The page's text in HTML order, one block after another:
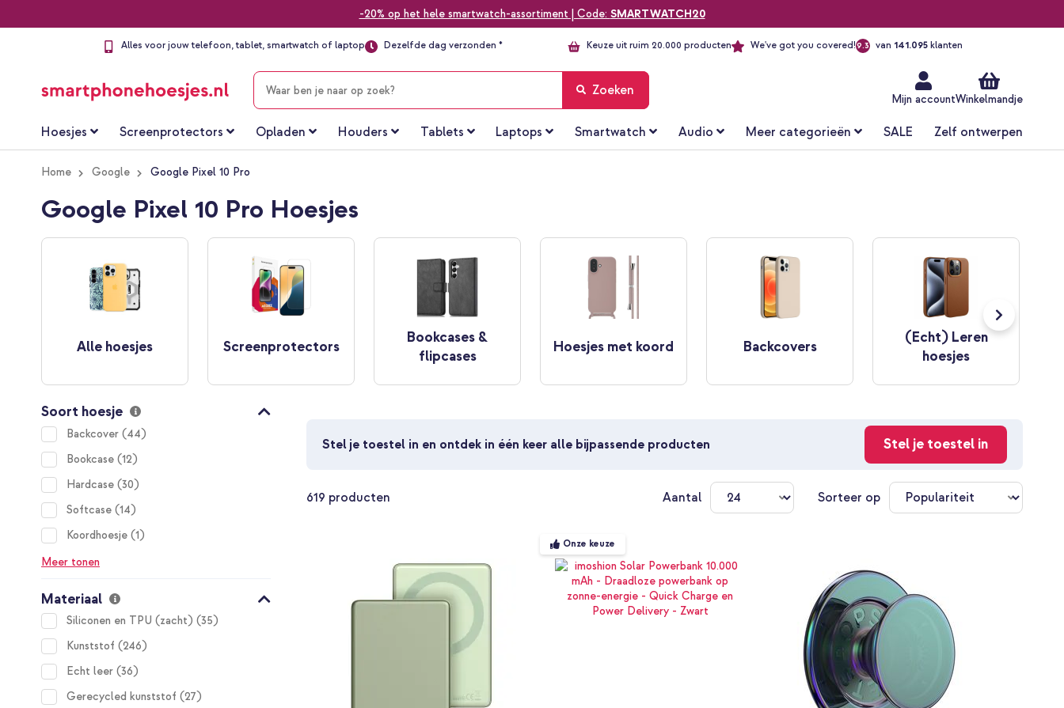
-20% op het hele smartwatch-assortiment | Code: SMARTWATCH20
Alles voor jouw telefoon, tablet, smartwatch of laptop Dezelfde dag verzonden * Keuze uit ruim 20.000 producten We've got you covered!9.3 van 141.095klanten
Mijn accountWinkelmandje
ZOEKEN Zoeken
Hoesjes Screenprotectors Opladen Houders Tablets Laptops Smartwatch Audio Meer categorieën SALE Zelf ontwerpen
Home Google Google Pixel 10 Pro
Google Pixel 10 Pro Hoesjes
Alle hoesjes Screenprotectors
Bookcases &
flipcases
Hoesjes met koord Backcovers
(Echt) Leren
hoesjes
Stel je toestel in en ontdek in één keer alle bijpassende producten Stel je toestel in
619 producten Aantal Sorteer op
Onze keuze
Soort hoesje
Backcover 44
items
Bookcase 12
items
Hardcase 30
items
Softcase 14
items
Koordhoesje 1
item
Meer tonen
Materiaal
Siliconen en TPU (zacht) 35
items
Kunststof
246
items
Echt leer 36
items
Gerecycled kunststof
27
items